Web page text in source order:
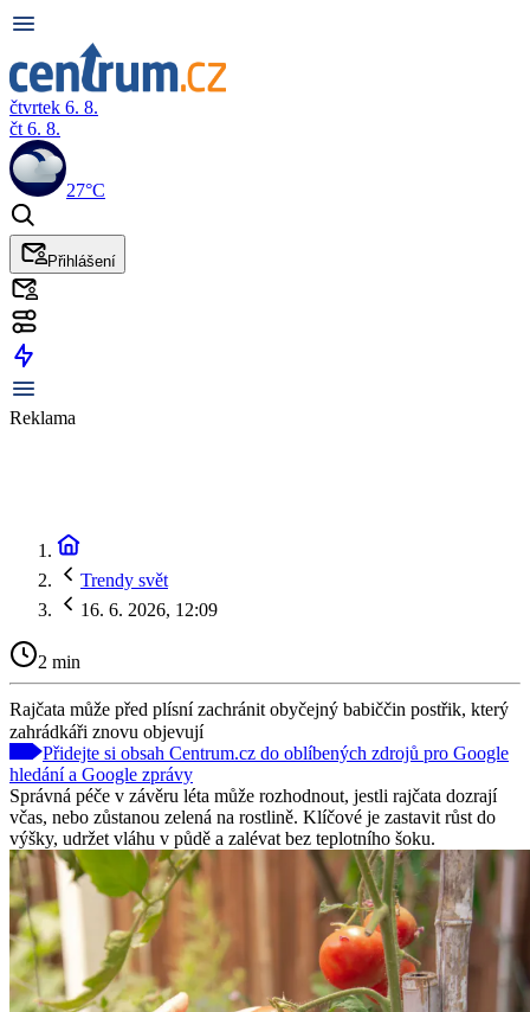
čtvrtek 6. 8.
čt 6. 8.
27°C
Přihlášení
Reklama
Trendy svět
16. 6. 2026, 12:09
2 min
Rajčata může před plísní zachránit obyčejný babiččin postřik, který
zahrádkáři znovu objevují
Přidejte si obsah Centrum.cz do oblíbených zdrojů pro Google
hledání a Google zprávy
Správná péče v závěru léta může rozhodnout, jestli rajčata dozrají
včas, nebo zůstanou zelená na rostlině. Klíčové je zastavit růst do
výšky, udržet vláhu v půdě a zalévat bez teplotního šoku.